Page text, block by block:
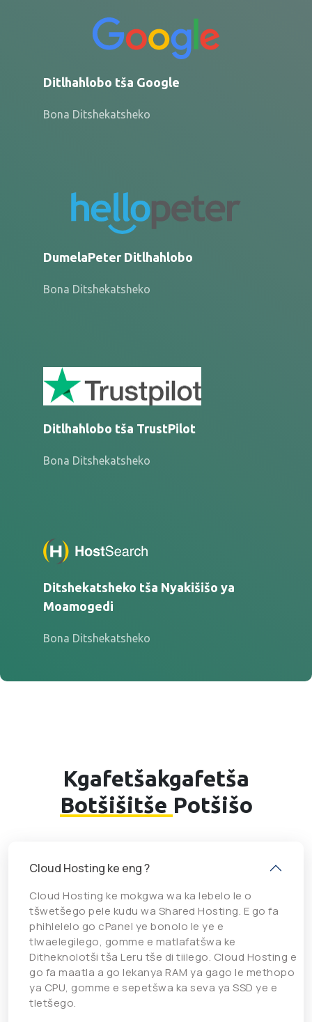
Ditlhahlobo tša Google
Bona Ditshekatsheko
DumelaPeter Ditlhahlobo
Bona Ditshekatsheko
Ditlhahlobo tša TrustPilot
Bona Ditshekatsheko
Ditshekatsheko tša Nyakišišo ya
Moamogedi
Bona Ditshekatsheko
Kgafetšakgafetša
Botšišitše Potšišo
Cloud Hosting ke eng ?
Cloud Hosting ke mokgwa wa ka lebelo le o
tšwetšego pele kudu wa Shared Hosting. E go fa
phihlelelo go cPanel ye bonolo le ye e
tlwaelegilego, gomme e matlafatšwa ke
Ditheknolotši tša Leru tše di tiilego. Cloud Hosting e
go fa maatla a go lekanya RAM ya gago le methopo
ya CPU, gomme e sepetšwa ka seva ya SSD ye e
tletšego.